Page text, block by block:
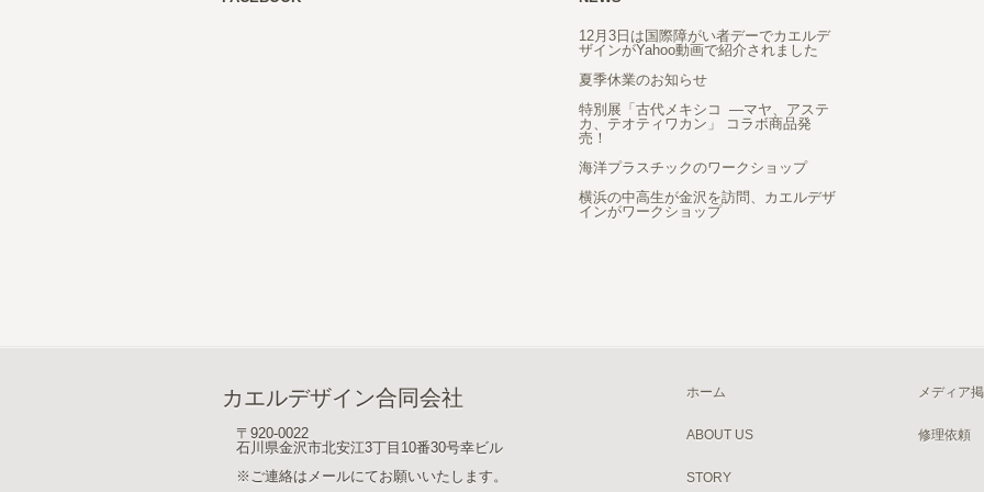
12月3日は国際障がい者デーでカエルデ
ザインがYahoo動画で紹介されました
夏季休業のお知らせ
特別展「古代メキシコ ―マヤ、アステ
カ、テオティワカン」 コラボ商品発
売！
海洋プラスチックのワークショップ
横浜の中高生が金沢を訪問、カエルデザ
インがワークショップ
カエルデザイン合同会社
〒920-0022
石川県金沢市北安江3丁目10番30号幸ビル
※ご連絡はメールにてお願いいたします。
ホーム
ABOUT US
STORY
メディア
修理依頼